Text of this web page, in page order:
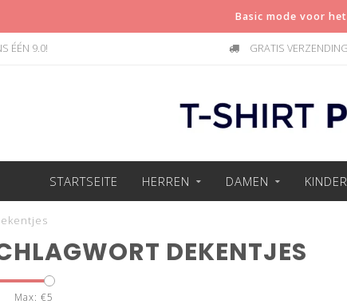
Basic mode voor
ÉÉN 9.0! GRATIS
STARTSEITE HERREN DAMEN KINDER
DEKENTJES
Max: €5